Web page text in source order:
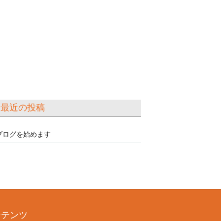
最近の投稿
ログを始めます
ンツ